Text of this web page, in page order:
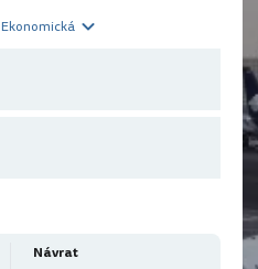
Ekonomická
Návrat